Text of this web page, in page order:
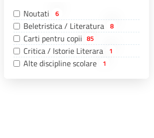
Noutati 6
Beletristica / Literatura 8
Carti pentru copii 85
Critica / Istorie Literara 1
Alte discipline scolare 1